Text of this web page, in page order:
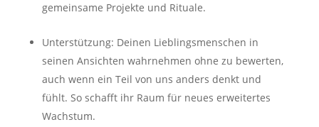
gemeinsame Projekte und Rituale.
Unterstützung: Deinen Lieblingsmenschen in
seinen Ansichten wahrnehmen ohne zu bewerten,
auch wenn ein Teil von uns anders denkt und
fühlt. So schafft ihr Raum für neues erweitertes
Wachstum.